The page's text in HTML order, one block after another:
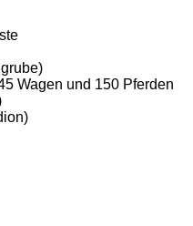
Wagen und 150 Pferden